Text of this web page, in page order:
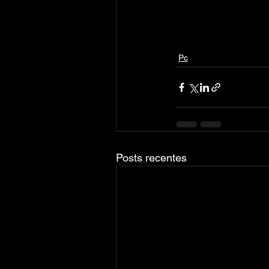
Pc
Posts recentes